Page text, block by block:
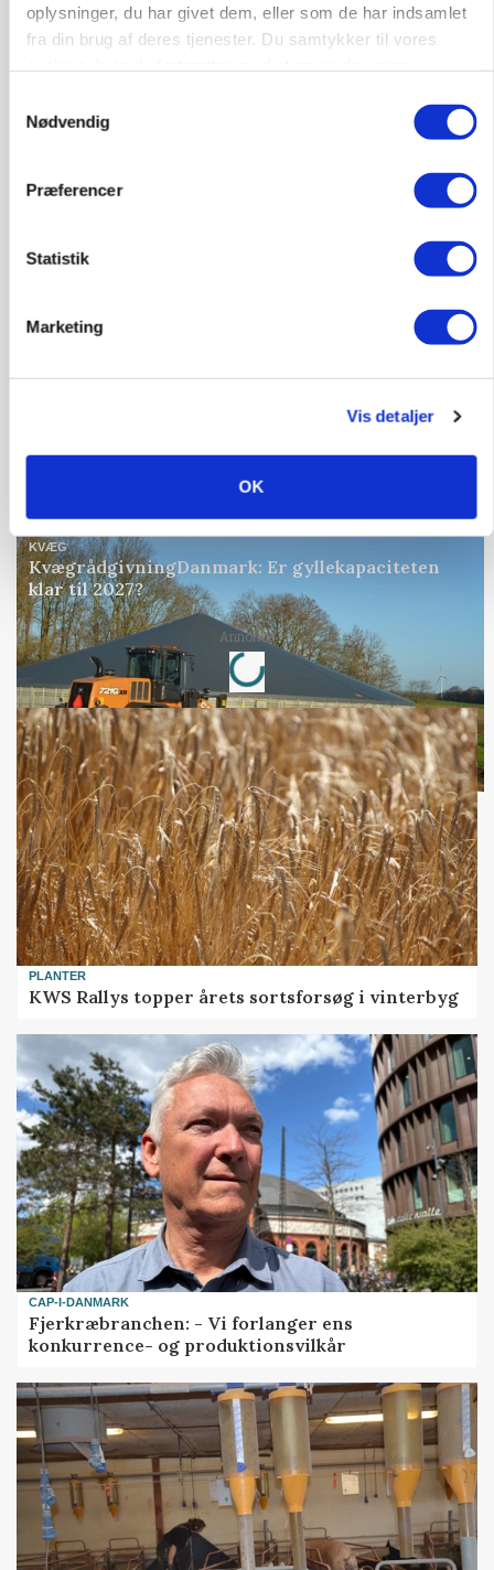
oplysninger, du har givet dem, eller som de har indsamlet
fra din brug af deres tjenester. Du samtykker til vores
Nødvendig
Præferencer
Statistik
Marketing
Vis detaljer
OK
MARKED
Fugleinfluenza: Udvikling vækker bekymring hos
Kvinderne går mest op i madspild, men smider
lige så ofte mad ud som mændene
KVÆG
KvægrådgivningDanmark: Er gyllekapaciteten
klar til 2027?
Annonce
Loading...
PLANTER
KWS Rallys topper årets sortsforsøg i vinterbyg
CAP-I-DANMARK
Fjerkræbranchen: - Vi forlanger ens
konkurrence- og produktionsvilkår